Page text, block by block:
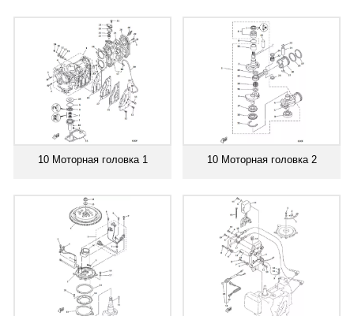
10 Моторная головка 1 10 Моторная головка 2